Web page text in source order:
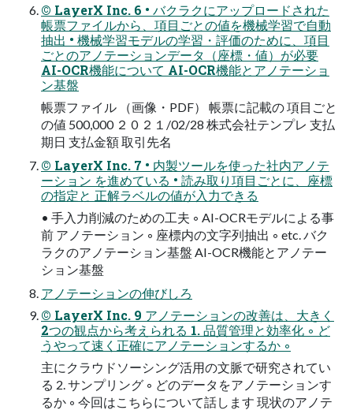
© LayerX Inc. 6 • バクラクにアップロードされた
帳票ファイルから、項目ごとの値を機械学習で自動
抽出 • 機械学習モデルの学習・評価のために、項目
ごとのアノテーションデータ（座標・値）が必要
AI-OCR機能について AI-OCR機能とアノテーショ
ン基盤
帳票ファイル （画像・PDF） 帳票に記載の 項目ごと
の値 500,000 ２０２１/02/28 株式会社テンプレ 支払
期日 支払金額 取引先名
© LayerX Inc. 7 • 内製ツールを使った社内アノテ
ーション を進めている • 読み取り項目ごとに、座標
の指定と 正解ラベルの値が入力できる
• 手入力削減のための工夫 ◦ AI-OCRモデルによる事
前 アノテーション ◦ 座標内の文字列抽出 ◦ etc. バク
ラクのアノテーション基盤 AI-OCR機能とアノテー
ション基盤
アノテーションの伸びしろ
© LayerX Inc. 9 アノテーションの改善は、大きく
2つの観点から考えられる 1. 品質管理と効率化 ◦ ど
うやって速く正確にアノテーションするか ◦
主にクラウドソーシング活用の文脈で研究されてい
る 2. サンプリング ◦ どのデータをアノテーションす
るか ◦ 今回はこちらについて話します 現状のアノテ